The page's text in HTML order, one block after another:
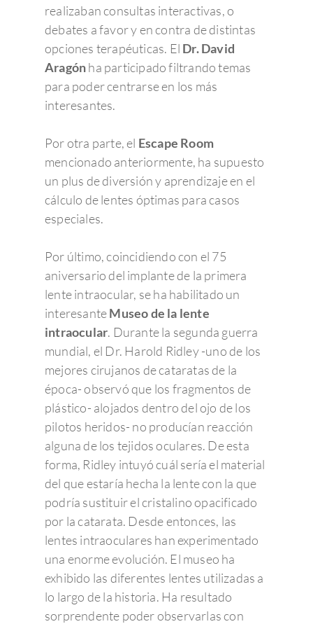
realizaban consultas interactivas, o
debates a favor y en contra de distintas
opciones terapéuticas. El Dr. David
Aragónha participado filtrando temas
para poder centrarse en los más
interesantes.
Por otra parte, el Escape Room
mencionado anteriormente, ha supuesto
un plus de diversión y aprendizaje en el
cálculo de lentes óptimas para casos
especiales.
Por último, coincidiendo con el 75
aniversario del implante de la primera
lente intraocular, se ha habilitado un
interesanteMuseo de la lente
intraocular. Durante la segunda guerra
mundial, el Dr. Harold Ridley -uno de los
mejores cirujanos de cataratas de la
época- observó que los fragmentos de
plástico- alojados dentro del ojo de los
pilotos heridos- no producían reacción
alguna de los tejidos oculares. De esta
forma, Ridley intuyó cuál sería el material
del que estaría hecha la lente con la que
podría sustituir el cristalino opacificado
por la catarata. Desde entonces, las
lentes intraoculares han experimentado
una enorme evolución. El museo ha
exhibido las diferentes lentes utilizadas a
lo largo de la historia. Ha resultado
sorprendente poder observarlas con